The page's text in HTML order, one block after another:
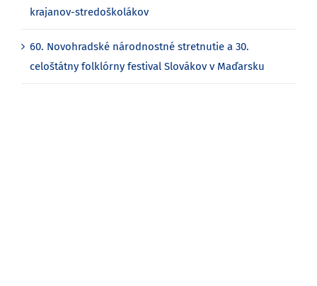
krajanov-stredoškolákov
60. Novohradské národnostné stretnutie a 30.
celoštátny folklórny festival Slovákov v Maďarsku